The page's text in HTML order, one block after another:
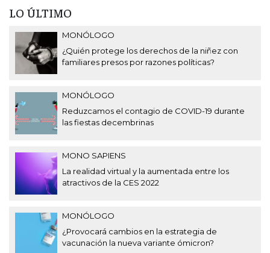
LO ÚLTIMO
MONÓLOGO
¿Quién protege los derechos de la niñez con
familiares presos por razones políticas?
MONÓLOGO
Reduzcamos el contagio de COVID-19 durante
las fiestas decembrinas
MONO SAPIENS
La realidad virtual y la aumentada entre los
atractivos de la CES 2022
MONÓLOGO
¿Provocará cambios en la estrategia de
vacunación la nueva variante ómicron?